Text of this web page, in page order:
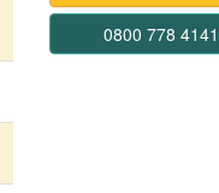
0800 778 4141